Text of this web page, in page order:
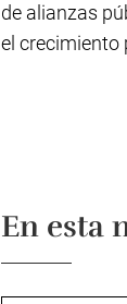
de alianzas
el crecimiento
En esta